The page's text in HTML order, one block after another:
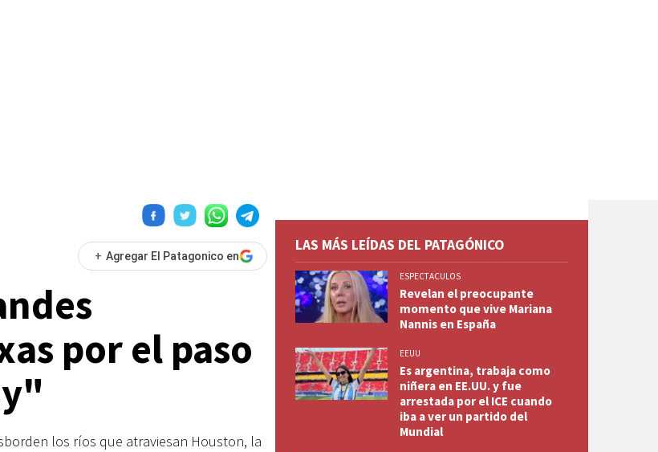
+ Agregar El Patagonico en
por el paso
los ríos que atraviesan Houston, la
LAS MÁS LEÍDAS DEL PATAGÓNICO
ESPECTACULOS
Revelan el preocupante
momento que vive Mariana
Nannis en España
EEUU
Es argentina, trabaja como
niñera en EE.UU. y fue
arrestada por el ICE cuando
iba a ver un partido del
Mundial